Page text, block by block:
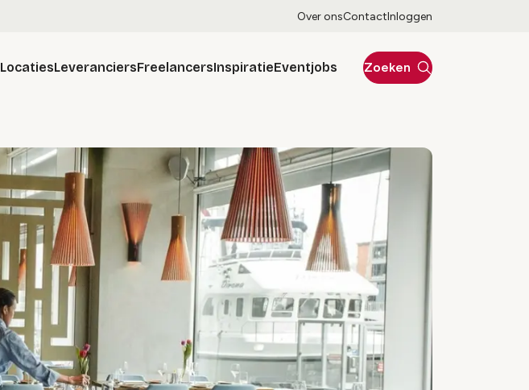
Over onsContactInloggen
LocatiesLeveranciersFreelancersInspiratieEventjobs Zoeken